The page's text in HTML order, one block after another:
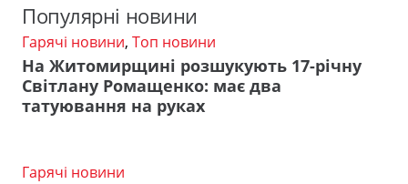
Популярні новини
Гарячі новини, Топ новини
На Житомирщині розшукують 17-річну
Світлану Ромащенко: має два
татуювання на руках
Гарячі новини